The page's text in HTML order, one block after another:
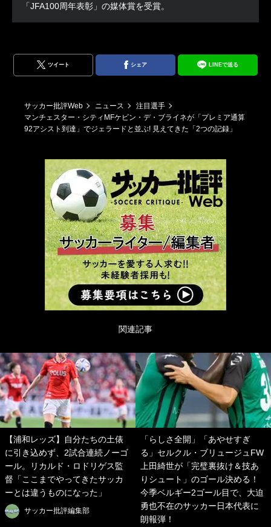
「JFA100周年表彰」の媒体賞を受賞。
ツイート シェア LINEで送る
サッカー批評Web ニュース
注目選手
マンチェスター・シティMFケビン・デ・ブライネが「プレミア通算
92アシスト到達」でジェラードと並ぶ! 見えてきた「2つの記録」
関連記事
【浦和レッズ】自分たちの土俵
に引き込めず、2試合連続ノーゴ
ール。リカルド・ロドリゲス監
督「ここまでやってきたサッカ
ーとは違うものになった」
サッカー批評編集部
「らしさ全開」「あやせすぎ
る」セルクル・ブリュージュFW
上田綺世が「完璧裏抜け＆技あ
りシュート」のゴール決める！
今季ベルギー2ゴール目で、大迫
勇也不在のサッカー日本代表に
朗報弾！